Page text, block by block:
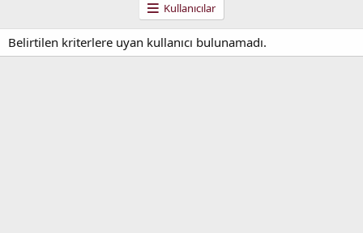
Kullanıcılar
Belirtilen kriterlere uyan kullanıcı bulunamadı.